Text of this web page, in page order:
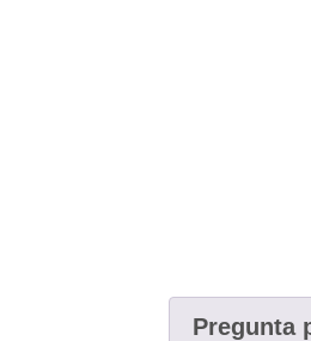
Pregunta